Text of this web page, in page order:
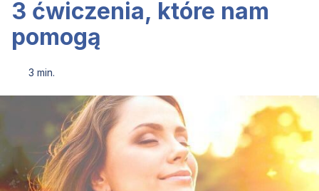
3 ćwiczenia, które nam
pomogą
3 min.